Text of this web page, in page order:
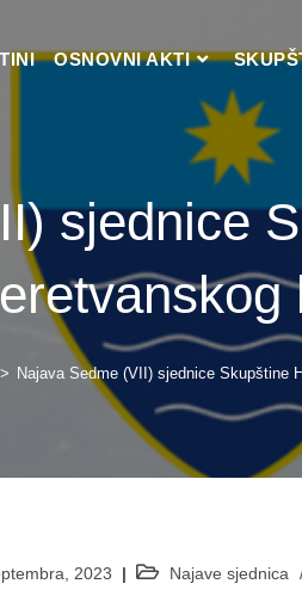
OSNOVNI AKTI
sjednice
> Najava Sedme (VII) sjednice Skupštine
2023 Najave sjednica